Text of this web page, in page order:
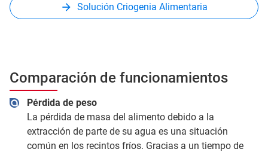
Solución Criogenia Alimentaria
Comparación de funcionamientos
Pérdida de peso
La pérdida de masa del alimento debido a la
extracción de parte de su agua es una situación
común en los recintos fríos. Gracias a un tiempo de